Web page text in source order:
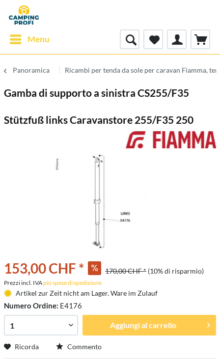
Menu
Panoramica Ricambi per tenda da sole per caravan Fiamma,
Gamba di supporto a sinistra CS255/F35
Stützfuß links Caravanstore 255/F35 250
153,00 CHF * 170,00 CHF * (10% di risparmio)
Prezzi incl. IVApiù spese di spedizione
Artikel zur Zeit nicht am Lager. Ware im Zulauf
Numero Ordine: E4176
Aggiungi al carrello
Ricorda Commento